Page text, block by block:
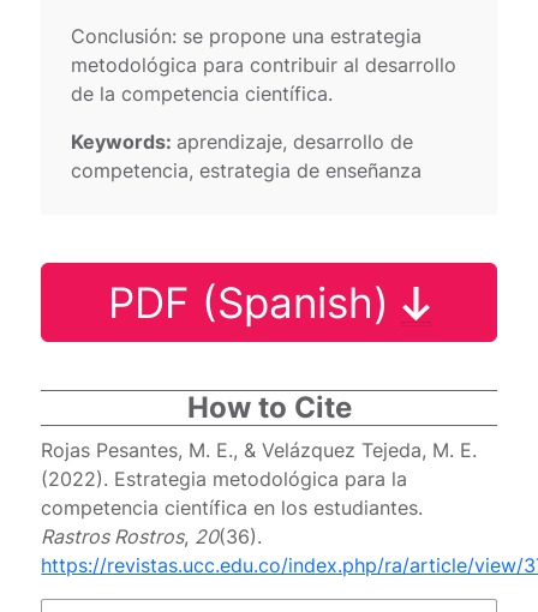
Conclusión: se propone una estrategia
metodológica para contribuir al desarrollo
de la competencia científica.
Keywords:aprendizaje, desarrollo de
competencia, estrategia de enseñanza
PDF (Spanish)
How to Cite
Rojas Pesantes, M. E., & Velázquez Tejeda, M. E.
(2022). Estrategia metodológica para la
competencia científica en los estudiantes.
Rastros Rostros, 20(36).
https://revistas.ucc.edu.co/index.php/ra/article/view/